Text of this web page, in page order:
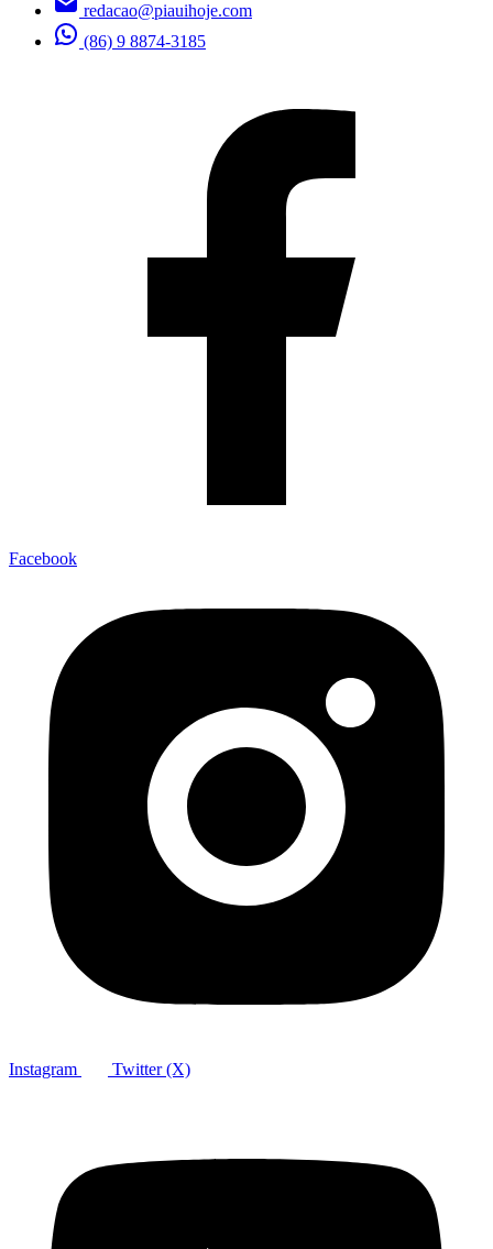
redacao@piauihoje.com
(86) 9 8874-3185
Facebook
Instagram Twitter (X)